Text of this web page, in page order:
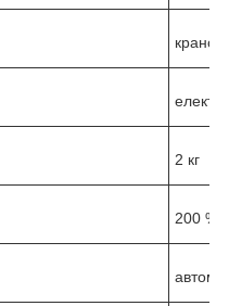
кранові
2 кг
200 %